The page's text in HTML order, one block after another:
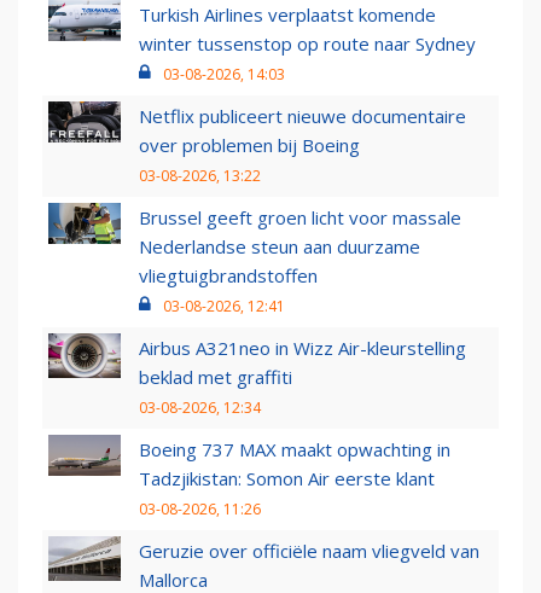
Turkish Airlines verplaatst komende
winter tussenstop op route naar Sydney
03-08-2026, 14:03
Netflix publiceert nieuwe documentaire
over problemen bij Boeing
03-08-2026, 13:22
Brussel geeft groen licht voor massale
Nederlandse steun aan duurzame
vliegtuigbrandstoffen
03-08-2026, 12:41
Airbus A321neo in Wizz Air-kleurstelling
beklad met graffiti
03-08-2026, 12:34
Boeing 737 MAX maakt opwachting in
Tadzjikistan: Somon Air eerste klant
03-08-2026, 11:26
Geruzie over officiële naam vliegveld van
Mallorca